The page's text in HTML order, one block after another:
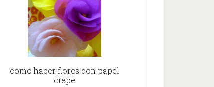
como hacer flores con papel
crepe